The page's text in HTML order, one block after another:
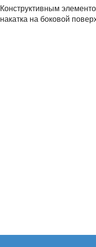
Конструктивным
накатка на боковой